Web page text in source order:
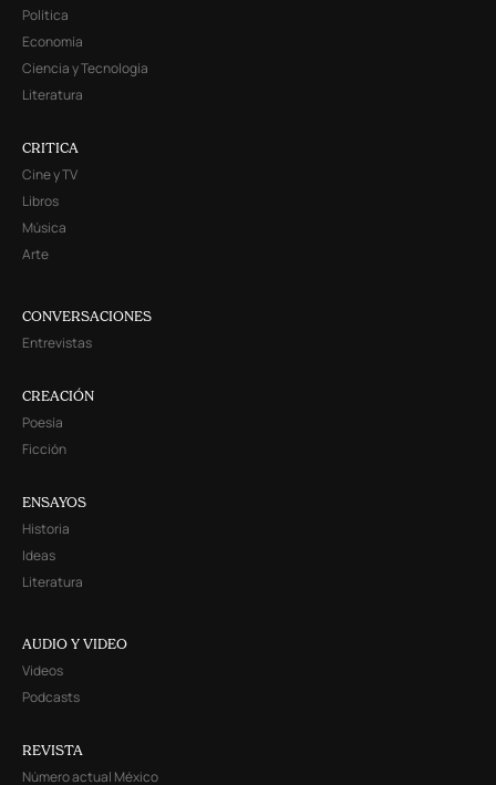
Política
Economía
Ciencia y Tecnología
Literatura
CRITICA
Cine y TV
Libros
Música
Arte
CONVERSACIONES
Entrevistas
CREACIÓN
Poesía
Ficción
ENSAYOS
Historia
Ideas
Literatura
AUDIO Y VIDEO
Videos
Podcasts
REVISTA
Número actual México